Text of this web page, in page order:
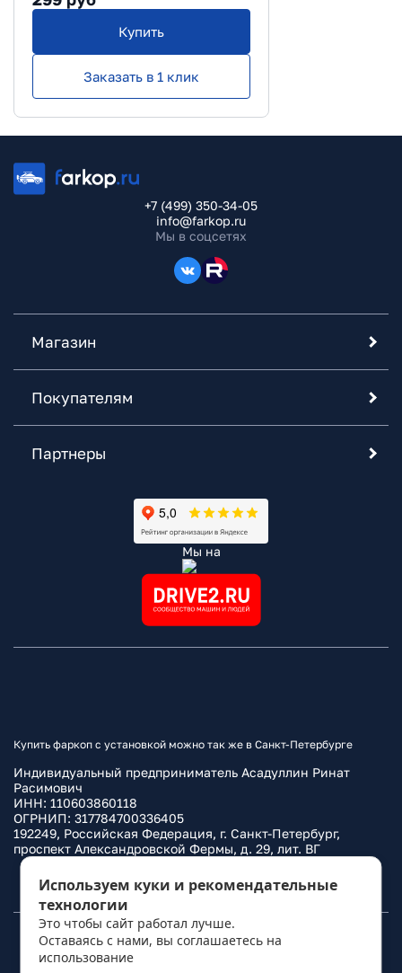
Купить
Заказать в 1 клик
+7 (499) 350-34-05
info@farkop.ru
Мы в соцсетях
Магазин
Покупателям
Партнеры
Мы на
Купить фаркоп с установкой можно так же в Санкт-Петербурге
Индивидуальный предприниматель Асадуллин Ринат
Расимович
ИНН: 110603860118
ОГРНИП: 317784700336405
192249, Российская Федерация, г. Санкт-Петербург,
проспект Александровской Фермы, д. 29, лит. ВГ
Политика конфиденциальности
© 2010– 2026Фаркоп.ру
Используем куки и рекомендательные
технологии
Это чтобы сайт работал лучше.
Оставаясь с нами, вы соглашаетесь на
использование